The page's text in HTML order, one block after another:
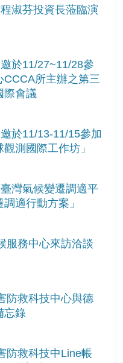
淑芬投資長蒞臨演
於11/27~11/28參
所主辦之第三
際會議
於11/13-11/15參加
測國際工作坊」
灣氣候變遷調適平
適行動方案」
服務中心來訪洽談
防救科技中心與德
忘錄
防救科技中Line帳